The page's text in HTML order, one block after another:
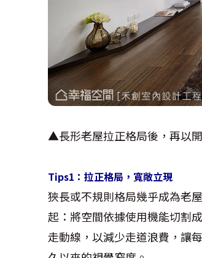
▲長形老屋拉正格局後，再以
Tips1：拉正格局，寬敞立現
狹長或不規則格局幾乎成為老
起：將空間依據使用機能切割
走動線，以減少走道浪費，讓